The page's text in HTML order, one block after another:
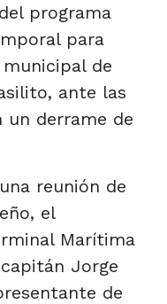
programa
para
de
ante las
un derrame de
reunión de
el
Marítima
Jorge
de